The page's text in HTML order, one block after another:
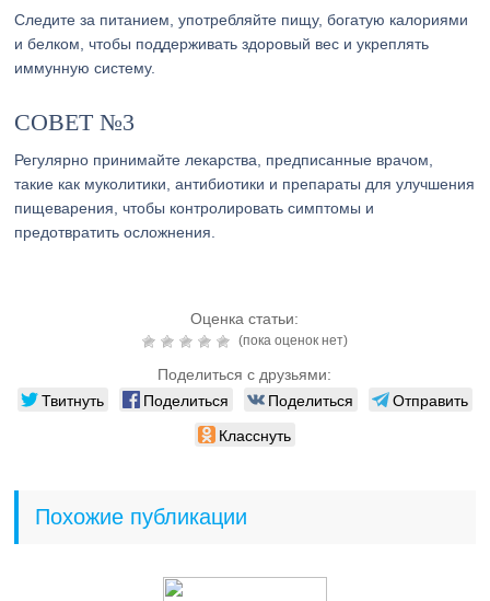
Следите за питанием, употребляйте пищу, богатую калориями
и белком, чтобы поддерживать здоровый вес и укреплять
иммунную систему.
СОВЕТ №3
Регулярно принимайте лекарства, предписанные врачом,
такие как муколитики, антибиотики и препараты для улучшения
пищеварения, чтобы контролировать симптомы и
предотвратить осложнения.
Оценка статьи:
(пока оценок нет)
Поделиться с друзьями:
Твитнуть Поделиться Поделиться
Отправить
Класснуть
Похожие публикации